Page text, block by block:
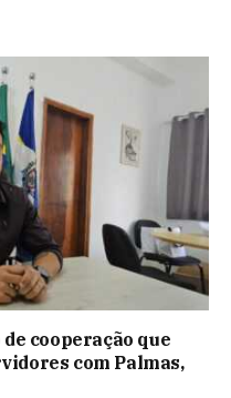
cooperação que
com Palmas,